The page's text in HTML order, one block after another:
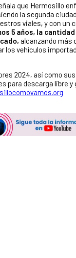
que Hermosillo
la segunda
viales, y con un
5 años, la
alcanzando más
los vehículos
2024, así como
para descarga libre